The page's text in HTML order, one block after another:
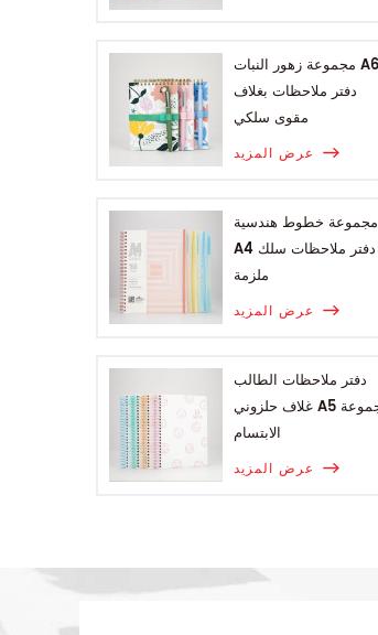
مجموعة زهور النبات A6
دفتر ملاحظات بغلاف
مقوى سلكي
عرض المزيد
مجموعة خطوط هندسية
A4 دفتر ملاحظات سلك
ملزمة
عرض المزيد
دفتر ملاحظات الطالب
غلاف حلزوني A5 مجموعة
الابتسام
عرض المزيد